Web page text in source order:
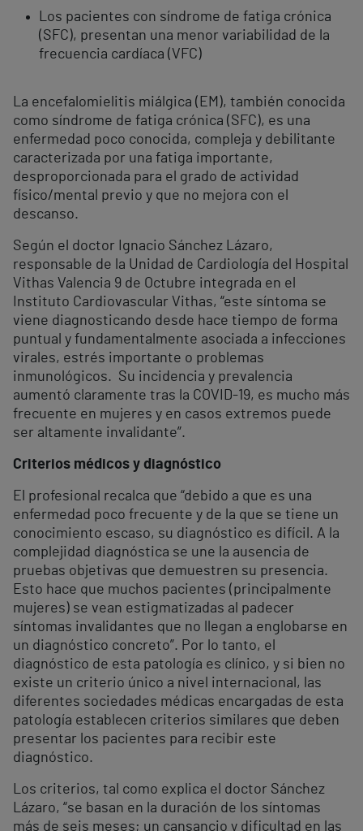
Los pacientes con síndrome de fatiga crónica
(SFC), presentan una menor variabilidad de la
frecuencia cardíaca (VFC)
La encefalomielitis miálgica (EM), también conocida
como síndrome de fatiga crónica (SFC), es una
enfermedad poco conocida, compleja y debilitante
caracterizada por una fatiga importante,
desproporcionada para el grado de actividad
físico/mental previo y que no mejora con el
descanso.
Según el doctor Ignacio Sánchez Lázaro,
responsable de la Unidad de Cardiología del Hospital
Vithas Valencia 9 de Octubre integrada en el
Instituto Cardiovascular Vithas, “este síntoma se
viene diagnosticando desde hace tiempo de forma
puntual y fundamentalmente asociada a infecciones
virales, estrés importante o problemas
inmunológicos. Su incidencia y prevalencia
aumentó claramente tras la COVID-19, es mucho más
frecuente en mujeres y en casos extremos puede
ser altamente invalidante”.
Criterios médicos y diagnóstico
El profesional recalca que “debido a que es una
enfermedad poco frecuente y de la que se tiene un
conocimiento escaso, su diagnóstico es difícil. A la
complejidad diagnóstica se une la ausencia de
pruebas objetivas que demuestren su presencia.
Esto hace que muchos pacientes (principalmente
mujeres) se vean estigmatizadas al padecer
síntomas invalidantes que no llegan a englobarse en
un diagnóstico concreto”. Por lo tanto, el
diagnóstico de esta patología es clínico, y si bien no
existe un criterio único a nivel internacional, las
diferentes sociedades médicas encargadas de esta
patología establecen criterios similares que deben
presentar los pacientes para recibir este
diagnóstico.
Los criterios, tal como explica el doctor Sánchez
Lázaro, “se basan en la duración de los síntomas
más de seis meses; un cansancio y dificultad en las